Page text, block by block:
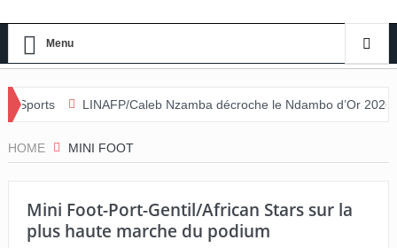
Menu
Caleb Nzamba décroche le Ndambo d’Or 2026 et Alain
HOME MINI FOOT
Mini Foot-Port-Gentil/African Stars sur la
plus haute marche du podium